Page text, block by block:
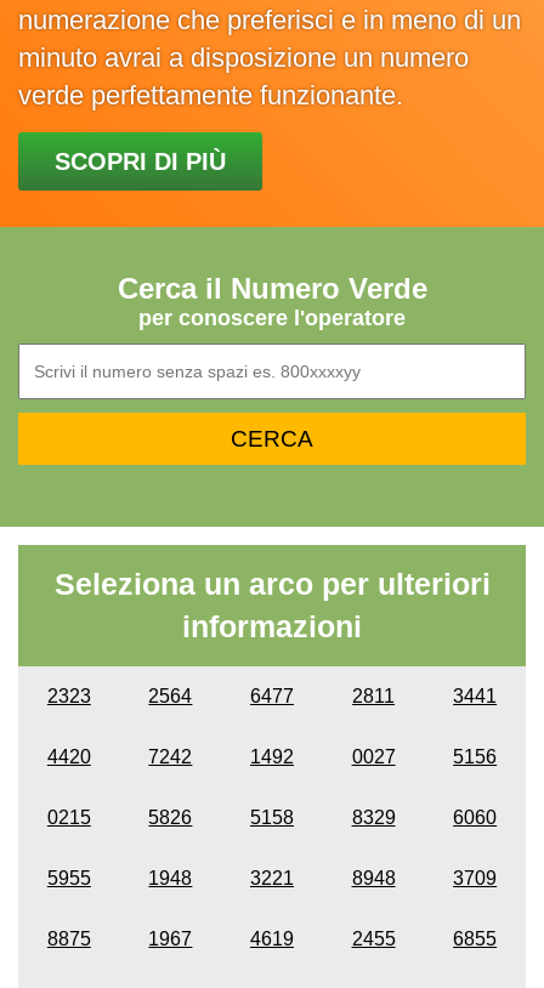
numerazione che preferisci e in meno di un
minuto avrai a disposizione un numero
verde perfettamente funzionante.
SCOPRI DI PIÙ
Cerca il Numero Verde
per conoscere l'operatore
Seleziona un arco per ulteriori
informazioni
2323 2564 6477 2811 3441
4420 7242 1492 0027 5156
0215 5826 5158 8329 6060
5955 1948 3221 8948 3709
8875 1967 4619 2455 6855